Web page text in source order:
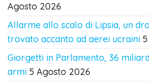
Agosto 2026
Allarme allo scalo di Lipsia, un
trovato accanto ad aerei ucraini
Giorgetti in Parlamento, 36
armi 5 Agosto 2026